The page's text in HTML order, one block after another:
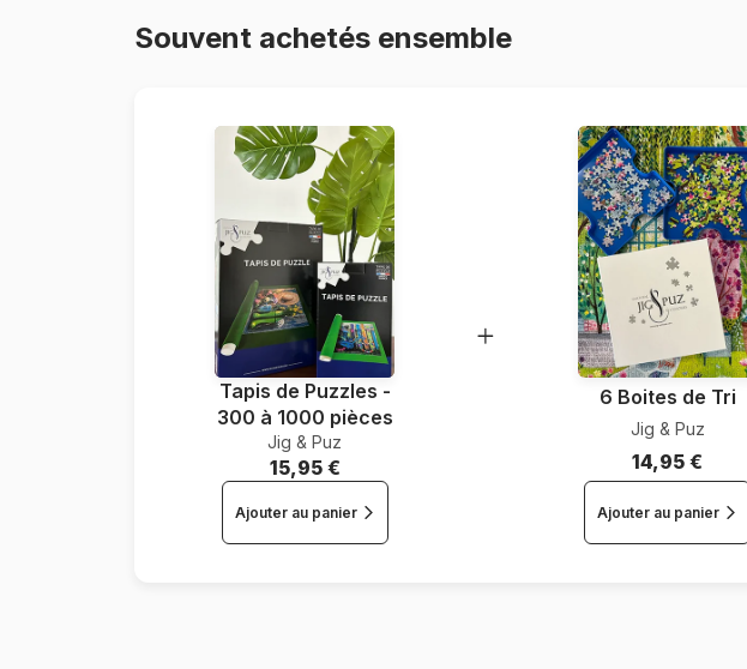
Souvent achetés ensemble
Tapis de Puzzles -
300 à 1000 pièces
Jig & Puz
15,95 €
Ajouter au panier
6 Boites de Tri
Jig & Puz
14,95 €
Ajouter au panier